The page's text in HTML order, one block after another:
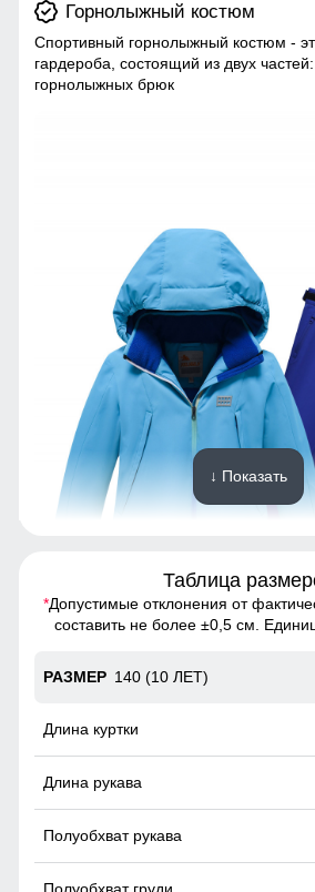
Горнолыжный костюм
Спортивный горнолыжный костюм -
гардероба, состоящий из двух частей:
горнолыжных брюк
Спортивный горнолыжный костюм -
гардероба, состоящий из двух частей:
Практичные и стильные карманы
↓ Показать
Таблица
*Допустимые отклонения от
составить не более ±0,5 см.
140 (10 ЛЕТ)